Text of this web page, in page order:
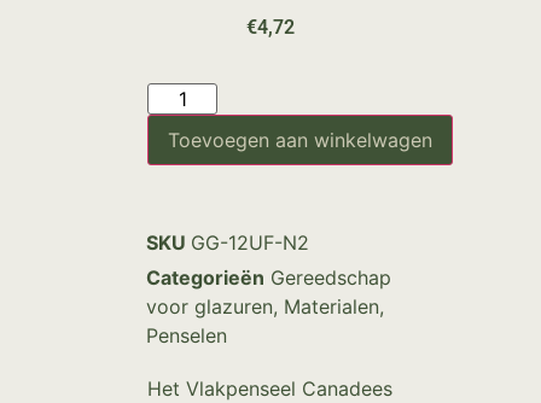
€4,72
Toevoegen aan winkelwagen
SKU GG-12UF-N2
Categorieën Gereedschap
voor glazuren, Materialen,
Penselen
Het Vlakpenseel Canadees